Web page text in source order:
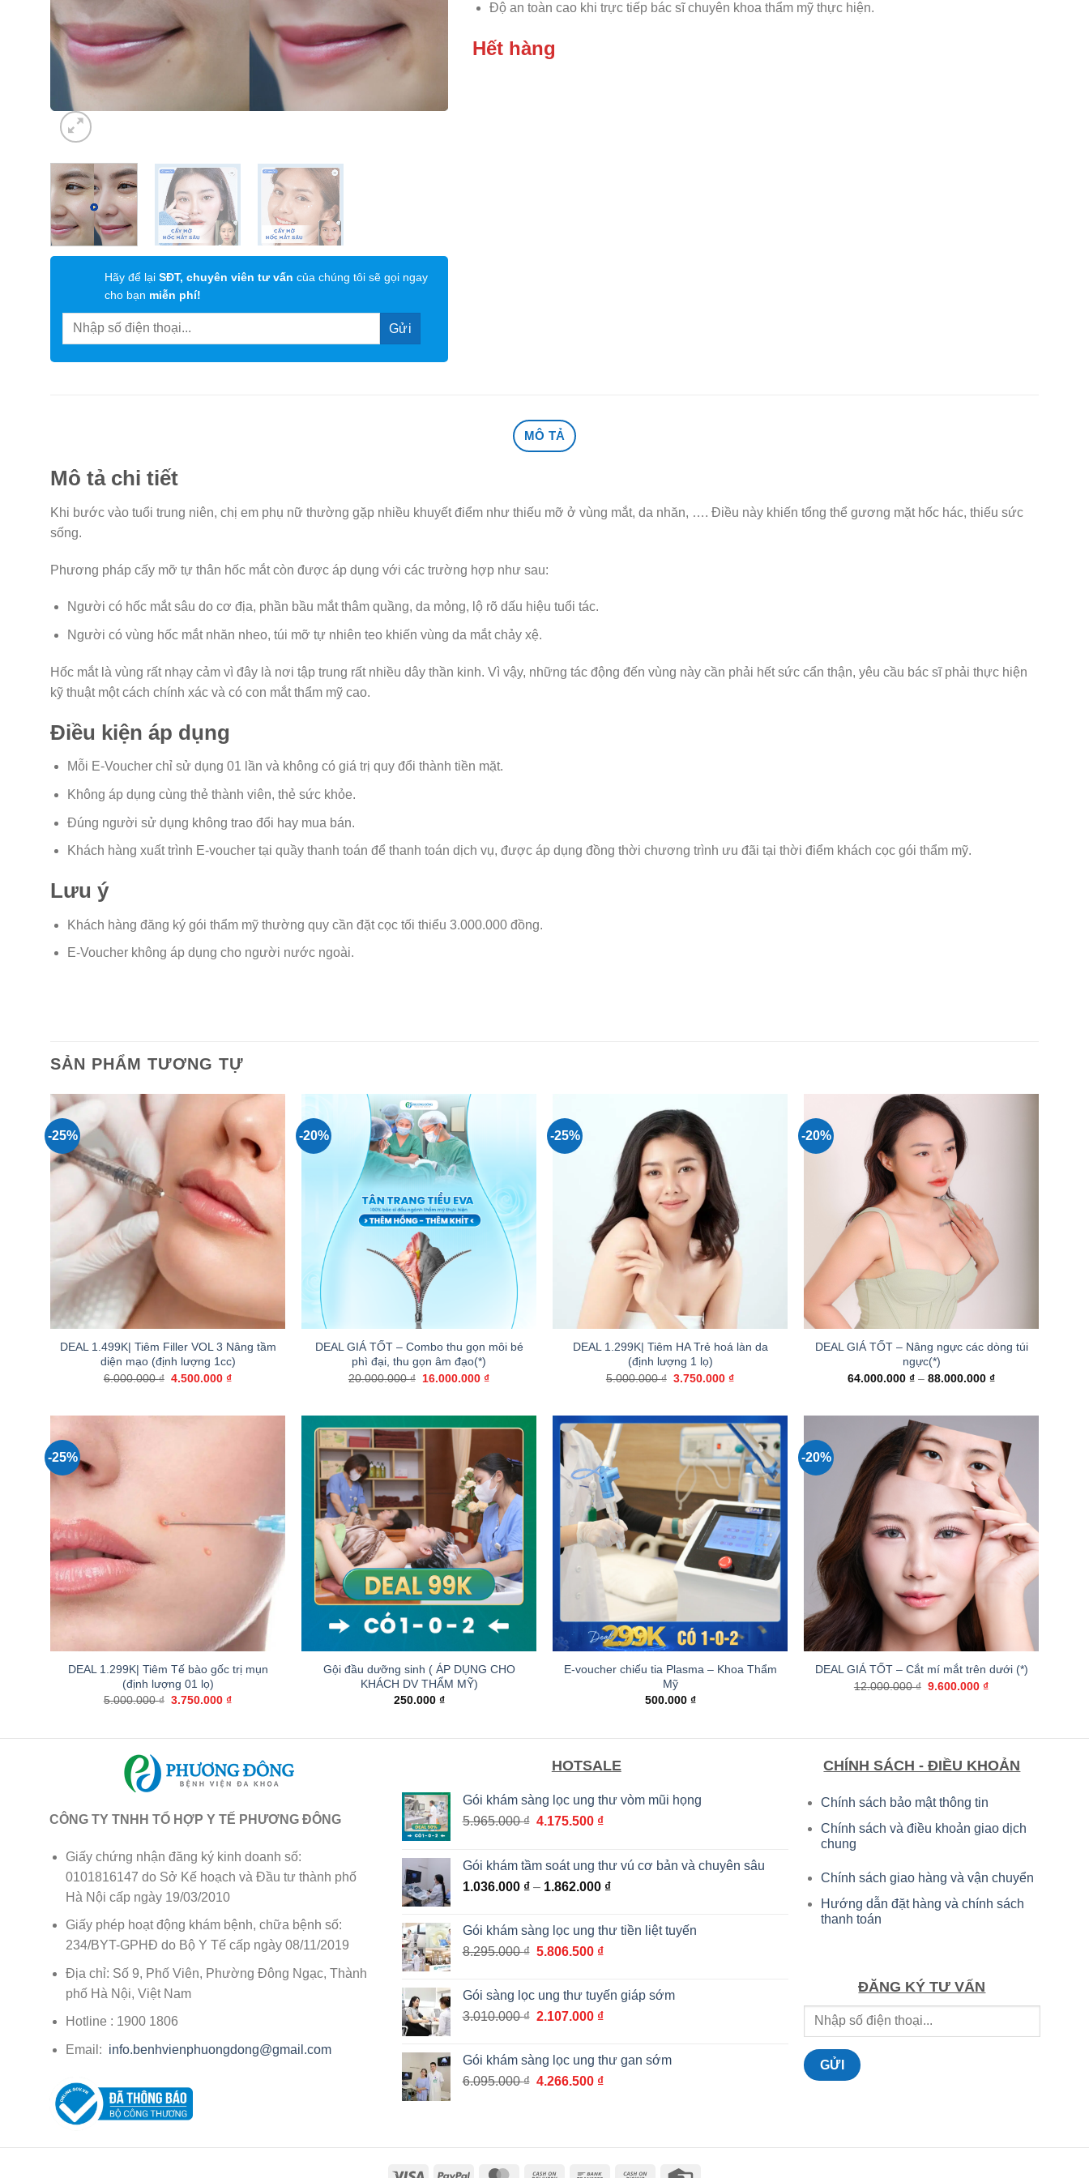
Hãy để lại SĐT, chuyên viên tư vấn của chúng tôi sẽ gọi ngay
cho bạn miễn phí!
Độ an toàn cao khi trực tiếp bác sĩ chuyên khoa thẩm mỹ thực hiện.
Hết hàng
MÔ TẢ
Mô tả chi tiết
Khi bước vào tuổi trung niên, chị em phụ nữ thường gặp nhiều khuyết điểm như thiếu mỡ ở vùng mắt, da nhăn, …. Điều này khiến tổng thể gương mặt hốc hác, thiếu sức
sống.
Phương pháp cấy mỡ tự thân hốc mắt còn được áp dụng với các trường hợp như sau:
Người có hốc mắt sâu do cơ địa, phần bầu mắt thâm quầng, da mỏng, lộ rõ dấu hiệu tuổi tác.
Người có vùng hốc mắt nhăn nheo, túi mỡ tự nhiên teo khiến vùng da mắt chảy xệ.
Hốc mắt là vùng rất nhạy cảm vì đây là nơi tập trung rất nhiều dây thần kinh. Vì vậy, những tác động đến vùng này cần phải hết sức cẩn thận, yêu cầu bác sĩ phải thực hiện
kỹ thuật một cách chính xác và có con mắt thẩm mỹ cao.
Điều kiện áp dụng
Mỗi E-Voucher chỉ sử dụng 01 lần và không có giá trị quy đổi thành tiền mặt.
Không áp dụng cùng thẻ thành viên, thẻ sức khỏe.
Đúng người sử dụng không trao đổi hay mua bán.
Khách hàng xuất trình E-voucher tại quầy thanh toán để thanh toán dịch vụ, được áp dụng đồng thời chương trình ưu đãi tại thời điểm khách cọc gói thẩm mỹ.
Lưu ý
Khách hàng đăng ký gói thẩm mỹ thường quy cần đặt cọc tối thiểu 3.000.000 đồng.
E-Voucher không áp dụng cho người nước ngoài.
SẢN PHẨM TƯƠNG TỰ
-25%
DEAL 1.499K| Tiêm Filler VOL 3 Nâng tầm
diện mạo (định lượng 1cc)
6.000.000₫ Giá
4.500.000₫Giá
-20%
+
DEAL GIÁ TỐT – Combo thu gọn môi bé
phì đại, thu gọn âm đạo(*)
20.000.000₫ Giá
16.000.000₫Giá
-25%
DEAL 1.299K| Tiêm HA Trẻ hoá làn da
(định lượng 1 lọ)
5.000.000₫ Giá
3.750.000₫Giá
3.750.000 ₫.
-20%
DEAL GIÁ TỐT – Nâng ngực các dòng túi
ngực(*)
64.000.000 ₫ – 88.000.000 ₫Khoảng
-25%
DEAL 1.299K| Tiêm Tế bào gốc trị mụn
(định lượng 01 lọ)
5.000.000₫ Giá
3.750.000₫Giá
Gội đầu dưỡng sinh ( ÁP DỤNG CHO
KHÁCH DV THẨM MỸ)
250.000 ₫
+
E-voucher chiếu tia Plasma – Khoa Thẩm
Mỹ
500.000 ₫
-20%
+
DEAL GIÁ TỐT – Cắt mí mắt trên dưới (*)
12.000.000₫ Giá
9.600.000₫Giá
CÔNG TY TNHH TỔ HỢP Y TẾ PHƯƠNG ĐÔNG
Giấy chứng nhận đăng ký kinh doanh số:
0101816147 do Sở Kế hoạch và Đầu tư thành phố
Hà Nội cấp ngày 19/03/2010
Giấy phép hoạt động khám bệnh, chữa bệnh số:
234/BYT-GPHĐ do Bộ Y Tế cấp ngày 08/11/2019
Địa chỉ: Số 9, Phố Viên, Phường Đông Ngạc, Thành
phố Hà Nội, Việt Nam
Hotline : 1900 1806
Email: info.benhvienphuongdong@gmail.com
HOTSALE
Gói khám sàng lọc ung thư vòm mũi họng
5.965.000₫ Giá
5.965.000 ₫.
4.175.500 ₫Giá
là:
4.175.500 ₫.
Gói khám tầm soát ung thư vú cơ bản và chuyên sâu
1.036.000 ₫ – 1.862.000 ₫Khoảng
1.036.000 ₫
Gói khám sàng lọc ung thư tiền liệt tuyến
8.295.000₫ Giá
8.295.000 ₫.
5.806.500 ₫Giá
là:
5.806.500 ₫.
Gói sàng lọc ung thư tuyến giáp sớm
3.010.000₫ Giá
3.010.000 ₫.
2.107.000 ₫Giá
là:
2.107.000 ₫.
Gói khám sàng lọc ung thư gan sớm
6.095.000₫ Giá
4.266.500 ₫Giá
4.266.500 ₫.
CHÍNH SÁCH - ĐIỀU KHOẢN
Chính sách bảo mật thông tin
Chính sách và điều khoản giao dịch
chung
Chính sách giao hàng và vận chuyển
Hướng dẫn đặt hàng và chính sách
thanh toán
ĐĂNG KÝ TƯ VẤN